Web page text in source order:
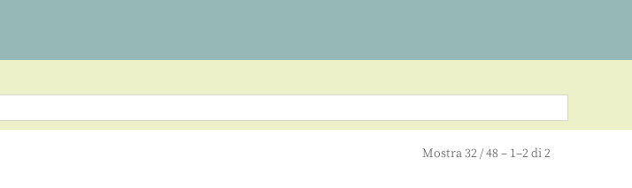
Mostra32/48– 1–2 di 2